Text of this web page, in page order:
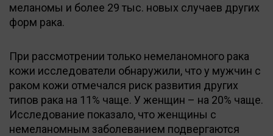
меланомы и более 29 тыс. новых случаев других
форм рака.
При рассмотрении только немеланомного рака
кожи исследователи обнаружили, что у мужчин с
раком кожи отмечался риск развития других
типов рака на 11% чаще. У женщин – на 20% чаще.
Исследование показало, что женщины с
немеланомным заболеванием подвергаются